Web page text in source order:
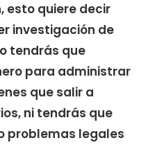
esto quiere decir
investigación de
tendrás que
para administrar
que salir a
ni tendrás que
problemas legales